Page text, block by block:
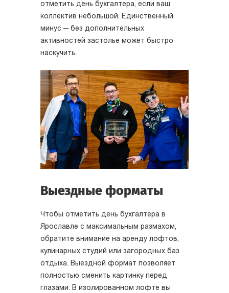
отметить день бухгалтера, если ваш
коллектив небольшой. Единственный
минус — без дополнительных
активностей застолье может быстро
наскучить.
Выездные форматы
Чтобы отметить день бухгалтера в
Ярославле с максимальным размахом,
обратите внимание на аренду лофтов,
кулинарных студий или загородных баз
отдыха. Выездной формат позволяет
полностью сменить картинку перед
глазами. В изолированном лофте вы